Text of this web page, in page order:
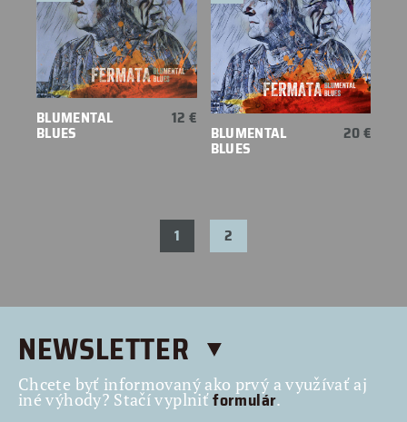
BLUMENTAL
BLUES
12 €
BLUMENTAL
BLUES
20 €
1 2
NEWSLETTER
Chcete byť informovaný ako prvý a využívať aj
iné výhody? Stačí vyplniťformulár.